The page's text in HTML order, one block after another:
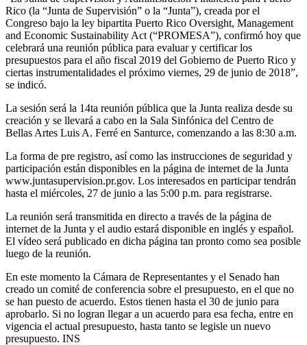
Rico (la “Junta de Supervisión” o la “Junta”), creada por el
Congreso bajo la ley bipartita Puerto Rico Oversight, Management
and Economic Sustainability Act (“PROMESA”), confirmó hoy que
celebrará una reunión pública para evaluar y certificar los
presupuestos para el año fiscal 2019 del Gobierno de Puerto Rico y
ciertas instrumentalidades el próximo viernes, 29 de junio de 2018”,
se indicó.
La sesión será la 14ta reunión pública que la Junta realiza desde su
creación y se llevará a cabo en la Sala Sinfónica del Centro de
Bellas Artes Luis A. Ferré en Santurce, comenzando a las 8:30 a.m.
La forma de pre registro, así como las instrucciones de seguridad y
participación están disponibles en la página de internet de la Junta
www.juntasupervision.pr.gov. Los interesados en participar tendrán
hasta el miércoles, 27 de junio a las 5:00 p.m. para registrarse.
La reunión será transmitida en directo a través de la página de
internet de la Junta y el audio estará disponible en inglés y español.
El vídeo será publicado en dicha página tan pronto como sea posible
luego de la reunión.
En este momento la Cámara de Representantes y el Senado han
creado un comité de conferencia sobre el presupuesto, en el que no
se han puesto de acuerdo. Estos tienen hasta el 30 de junio para
aprobarlo. Si no logran llegar a un acuerdo para esa fecha, entre en
vigencia el actual presupuesto, hasta tanto se legisle un nuevo
presupuesto. INS